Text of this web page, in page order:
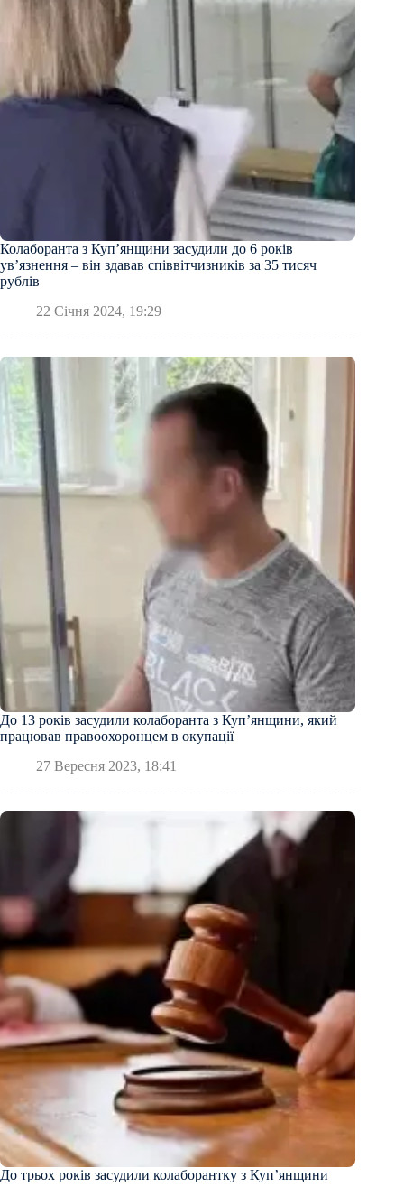
Колаборанта з Купʼянщини засудили до 6 років
увʼязнення – він здавав співвітчизників за 35 тисяч
рублів
22 Січня 2024, 19:29
До 13 років засудили колаборанта з Купʼянщини, який
працював правоохоронцем в окупації
27 Вересня 2023, 18:41
До трьох років засудили колаборантку з Купʼянщини